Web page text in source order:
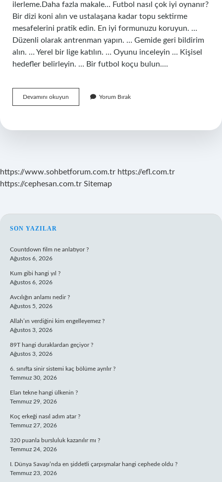
ilerleme.Daha fazla makale… Futbol nasıl çok iyi oynanır?
Bir dizi koni alın ve ustalaşana kadar topu sektirme
mesafelerini pratik edin. En iyi formunuzu koruyun. …
Düzenli olarak antrenman yapın. … Gemide geri bildirim
alın. … Yerel bir lige katılın. … Oyunu inceleyin … Kişisel
hedefler belirleyin. … Bir futbol koçu bulun.…
Devamını okuyun
Iyi
Ne
Yorum Bırak
https://www.sohbetforum.com.tr https://efl.com.tr
https://cephesan.com.tr Sitemap
SIDEBAR
SON YAZILAR
Countdown film ne anlatıyor ?
Ağustos 6, 2026
Kum gibi hangi yıl ?
Ağustos 6, 2026
Avcılığın anlamı nedir ?
Ağustos 5, 2026
Allah’ın verdiğini kim engelleyemez ?
Ağustos 3, 2026
89T hangi duraklardan geçiyor ?
Ağustos 3, 2026
6. sınıfta sinir sistemi kaç bölüme ayrılır ?
Temmuz 30, 2026
Elan tekne hangi ülkenin ?
Temmuz 29, 2026
Koç erkeği nasıl adım atar ?
Temmuz 27, 2026
320 puanla bursluluk kazanılır mı ?
Temmuz 24, 2026
I. Dünya Savaşı’nda en şiddetli çarpışmalar hangi cephede oldu ?
Temmuz 23, 2026